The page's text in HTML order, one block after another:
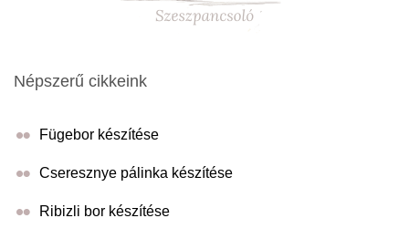
Népszerű cikkeink
Fügebor készítése
Cseresznye pálinka készítése
Ribizli bor készítése